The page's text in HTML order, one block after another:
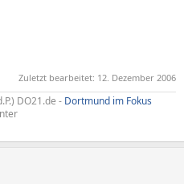
Zuletzt bearbeitet: 12. Dezember 2006
DO21.de - Dortmund im Fokus